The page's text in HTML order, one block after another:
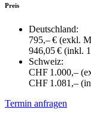
Preis
Deutschland:
795,– € (exkl.
946,05 € (inkl.
Schweiz:
CHF 1.000,–
CHF 1.081,–
Termin anfragen